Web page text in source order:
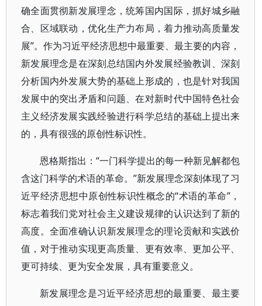
确全面贯彻新发展理念，统筹国内国际，抓好城乡融
合、区域联动，优化生产力布局，着力推动高质量发
展”。作为习近平经济思想中最重要、最主要的内容，
新发展理念是在深刻总结国内外发展经验教训、深刻
分析国内外发展大势的基础上形成的，也是针对我国
发展中的突出矛盾和问题、在对新时代中国特色社会
主义经济发展实践经验进行科学总结的基础上提出来
的，具有很强的原创性标识性。
恩格斯指出：“一门科学提出的每一种新见解都包
含这门科学的术语的革命。”新发展理念深刻体现了习
近平经济思想中原创性标识性概念的“术语的革命”，
标志着我们党对社会主义建设规律的认识达到了新的
高度。全面准确认识新发展理念的理论贡献和实践价
值，对于推动实现更高质量、更有效率、更加公平、
更可持续、更为安全发展，具有重要意义。
新发展理念是习近平经济思想的最重要、最主要